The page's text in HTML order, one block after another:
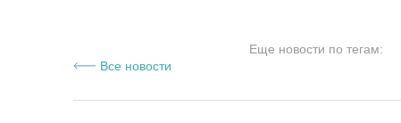
Все новости
Еще новости по тегам: